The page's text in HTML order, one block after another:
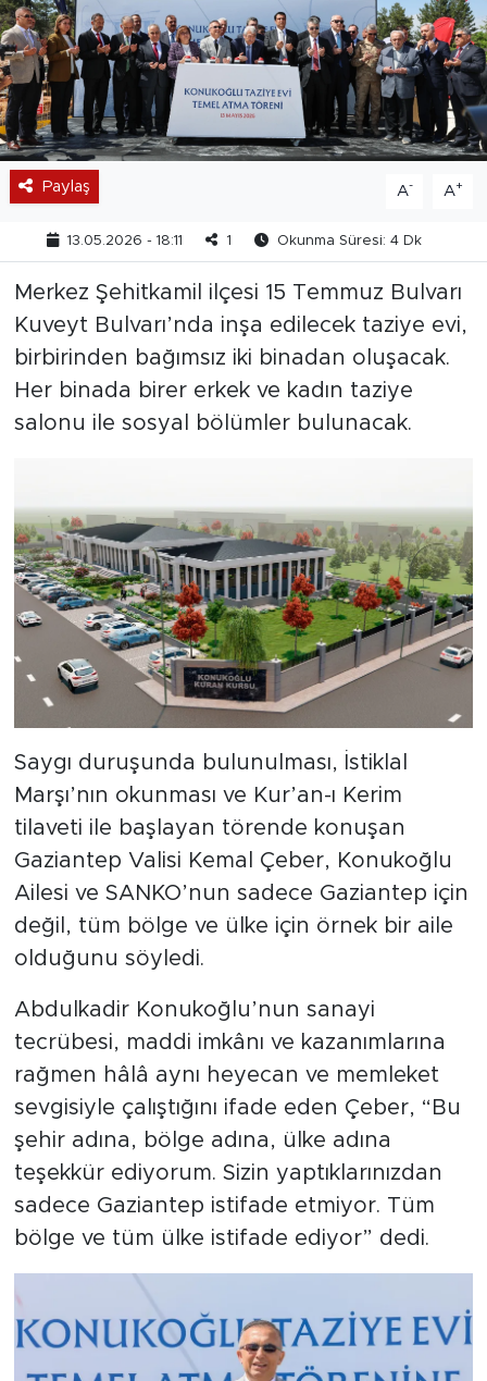
Paylaş A- A+
13.05.2026 - 18:11 1 Okunma Süresi: 4 Dk
Merkez Şehitkamil ilçesi 15 Temmuz Bulvarı
Kuveyt Bulvarı’nda inşa edilecek taziye evi,
birbirinden bağımsız iki binadan oluşacak.
Her binada birer erkek ve kadın taziye
salonu ile sosyal bölümler bulunacak.
Saygı duruşunda bulunulması, İstiklal
Marşı’nın okunması ve Kur’an-ı Kerim
tilaveti ile başlayan törende konuşan
Gaziantep Valisi Kemal Çeber, Konukoğlu
Ailesi ve SANKO’nun sadece Gaziantep için
değil, tüm bölge ve ülke için örnek bir aile
olduğunu söyledi.
Abdulkadir Konukoğlu’nun sanayi
tecrübesi, maddi imkânı ve kazanımlarına
rağmen hâlâ aynı heyecan ve memleket
sevgisiyle çalıştığını ifade eden Çeber, “Bu
şehir adına, bölge adına, ülke adına
teşekkür ediyorum. Sizin yaptıklarınızdan
sadece Gaziantep istifade etmiyor. Tüm
bölge ve tüm ülke istifade ediyor” dedi.